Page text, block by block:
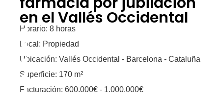
en el Vallés Occidental
Horario: 8 horas
Local: Propiedad
Ubicación: Vallés Occidental - Barcelona - Cataluña
Superficie: 170 m²
Facturación: 600.000€ - 1.000.000€